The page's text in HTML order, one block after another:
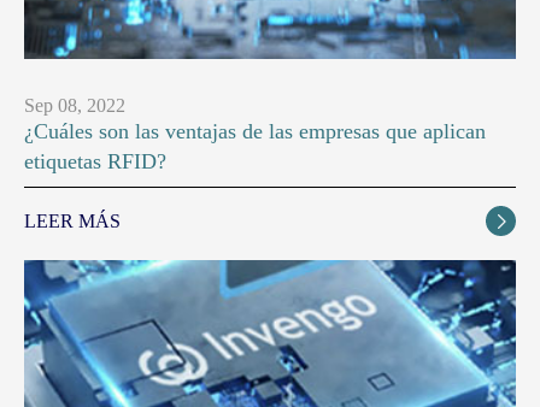
Sep 08, 2022
¿Cuáles son las ventajas de las empresas que aplican
etiquetas RFID?
LEER MÁS 